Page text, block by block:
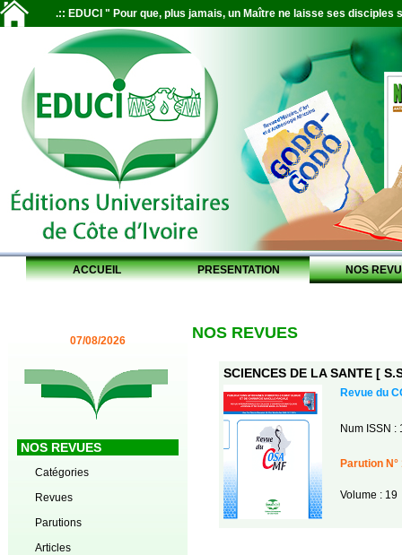
.:: EDUCI " Pour que, plus jamais, un Maître ne laisse ses disciples
ACCUEIL PRESENTATION NOS
07/08/2026
NOS REVUES
Catégories
Revues
Parutions
Articles
NOS REVUES
SCIENCES DE LA SANTE [
Revue du
Num ISSN :
Parution N°
Volume : 19